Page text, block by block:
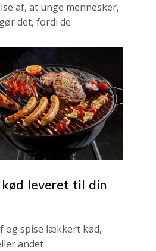
af, at unge mennesker,
det, fordi de
leveret til din
og spise lækkert kød,
andet